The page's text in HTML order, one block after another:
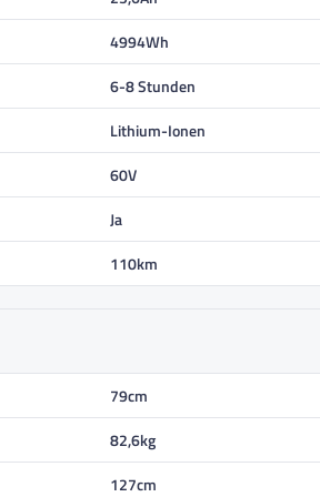
4994Wh
6-8 Stunden
Lithium-Ionen
60V
Ja
110km
79cm
82,6kg
127cm